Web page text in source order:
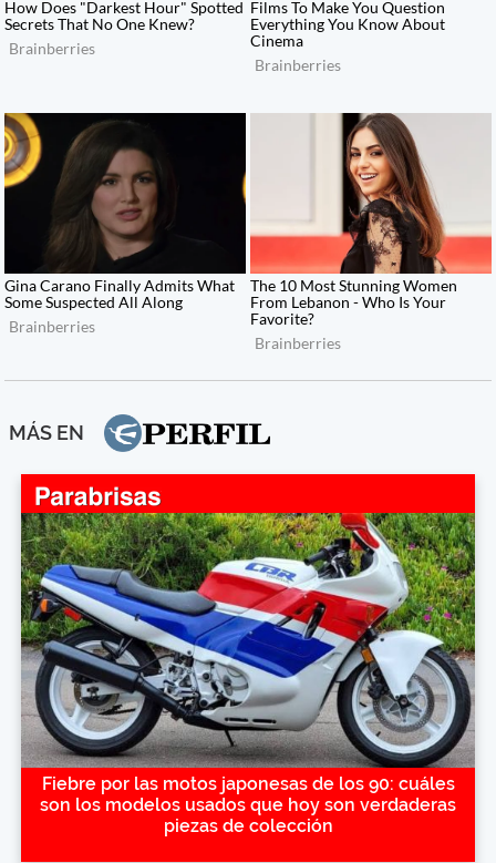
MÁS EN
Fiebre por las motos japonesas de los 90: cuáles
son los modelos usados que hoy son verdaderas
piezas de colección